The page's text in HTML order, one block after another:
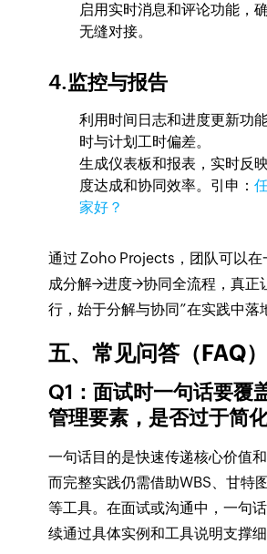
启用实时消息和评论功能，
无缝对接。
4.监控与报告
利用时间日志和进度更新功
时与计划工时偏差。
生成仪表板和报表，实时反
度达成和协同效率。引申：
家好？
通过 Zoho Projects，团队可以在
成分解→进度→协同全流程，真正
行，始于分解与协同”在实践中落
五、常见问答（FAQ）
Q1：面试时一句话要覆
管理要素，是否过于简
一句话目的是快速传递核心价值
而完整实践仍需借助WBS、甘特
等工具。在面试或沟通中，一句
续通过具体实例和工具说明支撑细